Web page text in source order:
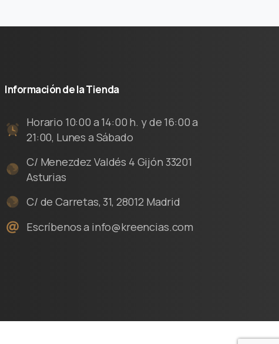
InformacióndelaTienda
Horario 10:00 a 14:00 h. y de 16:00 a
21:00, Lunes a Sábado
C/ Menezdez Valdés 4 Gijón 33201
Asturias
C/ de Carretas, 31, 28012 Madrid
Escríbenos a info@kreencias.com